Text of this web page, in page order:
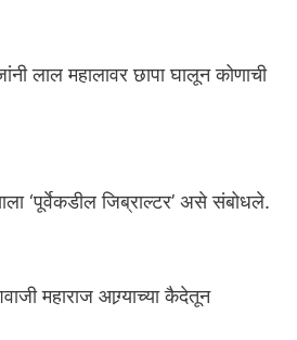
लाल महालावर छापा घालून कोणाची
‘पूर्वेकडील जिब्राल्टर’ असे संबोधले.
महाराज आग्र्याच्या कैदेतून